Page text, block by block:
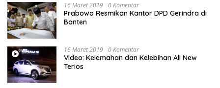
16 Maret 2019 0 Komentar
Prabowo Resmikan Kantor DPD Gerindra di
Banten
16 Maret 2019 0 Komentar
Video: Kelemahan dan Kelebihan All New
Terios